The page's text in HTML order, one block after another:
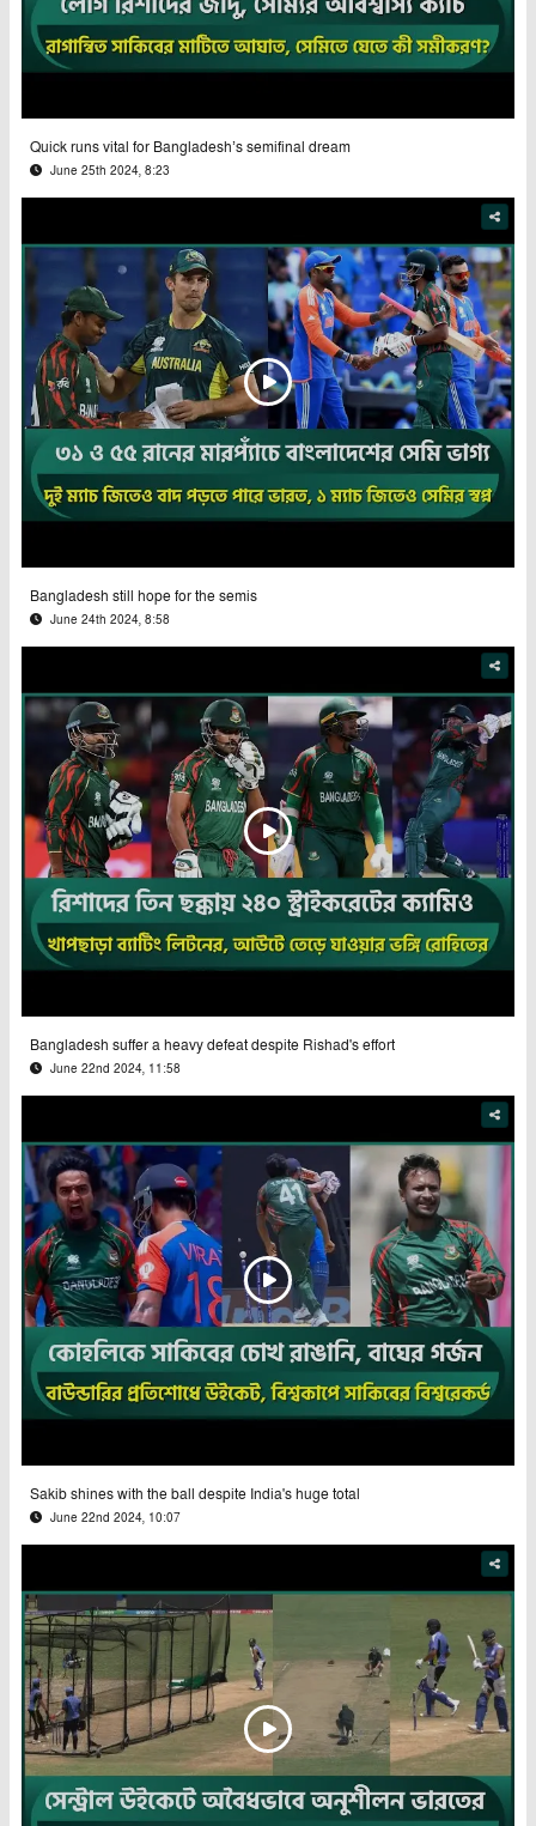
Quick runs vital for Bangladesh’s semifinal dream
June 25th 2024, 8:23
Bangladesh still hope for the semis
June 24th 2024, 8:58
Bangladesh suffer a heavy defeat despite Rishad's effort
June 22nd 2024, 11:58
Sakib shines with the ball despite India's huge total
June 22nd 2024, 10:07